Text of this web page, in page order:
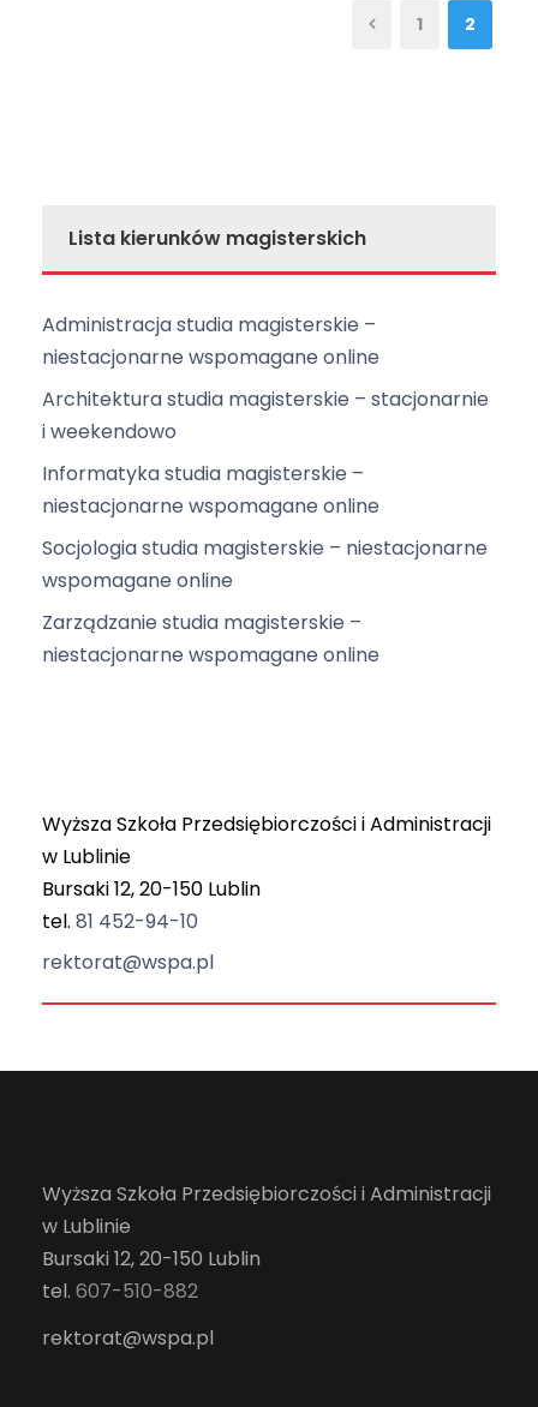
1 2
Lista kierunków magisterskich
Administracja studia magisterskie –
niestacjonarne wspomagane online
Architektura studia magisterskie – stacjonarnie
i weekendowo
Informatyka studia magisterskie –
niestacjonarne wspomagane online
Socjologia studia magisterskie – niestacjonarne
wspomagane online
Zarządzanie studia magisterskie –
niestacjonarne wspomagane online
Wyższa Szkoła Przedsiębiorczości i Administracji
w Lublinie
Bursaki 12, 20-150 Lublin
tel. 81 452-94-10
rektorat@wspa.pl
Wyższa Szkoła Przedsiębiorczości i Administracji
w Lublinie
Bursaki 12, 20-150 Lublin
tel. 607-510-882
rektorat@wspa.pl